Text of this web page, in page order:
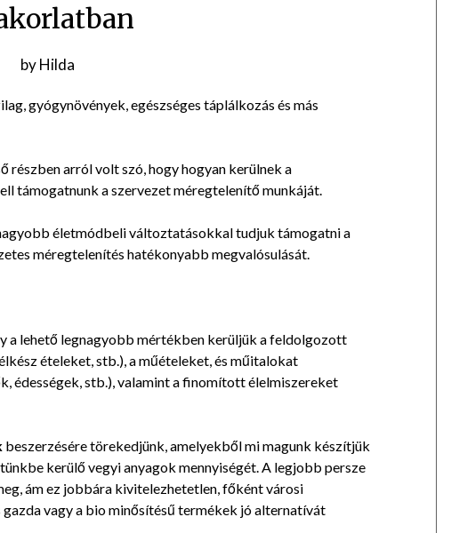
Posted
2016-
19
byHilda
gyógynövények, egészséges táplálkozás és más
részben arról volt szó, hogy hogyan kerülnek a
támogatnunk a szervezet méregtelenítő munkáját.
életmódbeli változtatásokkal tudjuk támogatni a
méregtelenítés hatékonyabb megvalósulását.
a lehető legnagyobb mértékben kerüljük a feldolgozott
ételeket, stb.), a műételeket, és műitalokat
édességek, stb.), valamint a finomított élelmiszereket
beszerzésére törekedjünk, amelyekből mi magunk készítjük
kerülő vegyi anyagok mennyiségét. A legjobb persze
ám ez jobbára kivitelezhetetlen, főként városi
vagy a bio minősítésű termékek jó alternatívát